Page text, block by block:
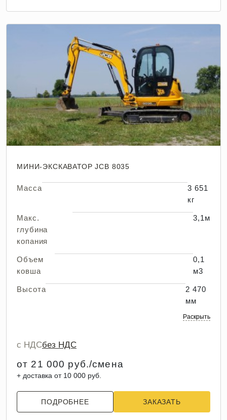
МИНИ-ЭКСКАВАТОР JCB 8035
Масса
3 651
кг
Макс.
глубина
копания
3,1м
Объем
ковша
0,1
м3
Высота
2 470
мм
Раскрыть
с НДСбез НДС
от 21 000 руб./смена
+ доставка от 10 000 руб.
ПОДРОБНЕЕ ЗАКАЗАТЬ